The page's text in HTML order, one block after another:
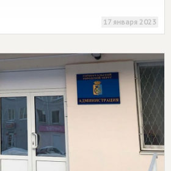
17 января 2023